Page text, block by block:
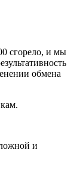
сгорело, и мы
обмена
и